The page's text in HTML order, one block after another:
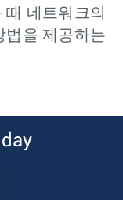
네트워크의
법을 제공하는